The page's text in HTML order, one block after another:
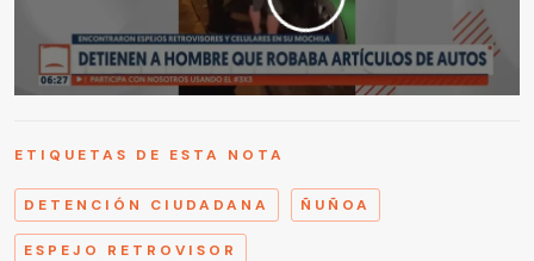
ETIQUETAS DE ESTA NOTA
DETENCIÓN CIUDADANA ÑUÑOA
ESPEJO RETROVISOR